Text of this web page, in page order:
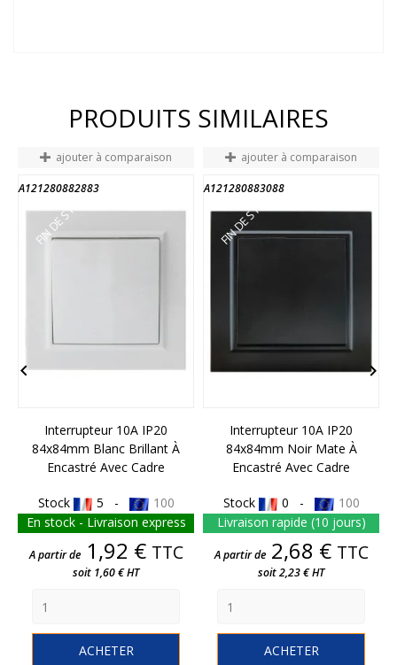
PRODUITS SIMILAIRES
ajouter à comparaison
A121280882883
FIN DE STOCK
Interrupteur 10A IP20
84x84mm Blanc Brillant À
Encastré Avec Cadre
Stock 5 -
100
En stock - Livraison express
Prix
A partir de 1,92 € TTC
soit 1,60 € HT
ACHETER
ajouter à comparaison
A121280883088
FIN DE STOCK
Interrupteur 10A IP20
84x84mm Noir Mate À
Encastré Avec Cadre
Stock 0 -
100
Livraison rapide (10 jours)
Prix
A partir de 2,68 € TTC
soit 2,23 € HT
ACHETER
 